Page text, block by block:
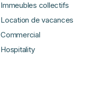
Immeubles collectifs
Location de vacances
Commercial
Hospitality